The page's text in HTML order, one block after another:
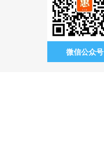
微信公众号